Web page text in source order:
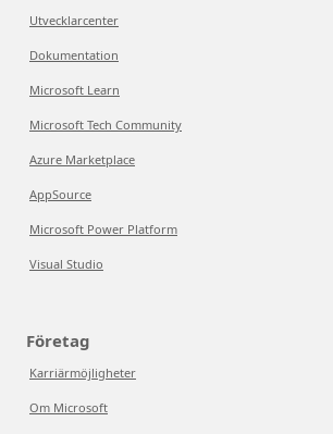
Utvecklarcenter
Dokumentation
Microsoft Learn
Microsoft Tech Community
Azure Marketplace
AppSource
Microsoft Power Platform
Visual Studio
Företag
Karriärmöjligheter
Om Microsoft